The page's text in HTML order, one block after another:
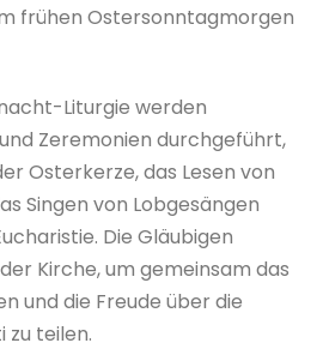
frühen Ostersonntagmorgen
Liturgie werden
Zeremonien durchgeführt,
Osterkerze, das Lesen von
Singen von Lobgesängen
Die Gläubigen
Kirche, um gemeinsam das
und die Freude über die
zu teilen.